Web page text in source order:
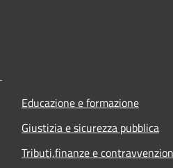
Educazione e formazione
Giustizia e sicurezza pubblica
Tributi,finanze e